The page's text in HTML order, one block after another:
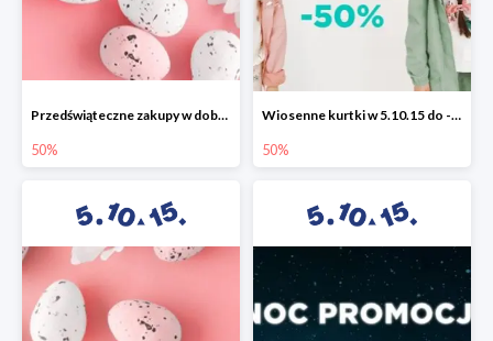
Przedświąteczne zakupy w dobrym stylu -50%
50%
Wiosenne kurtki w 5.10.15 do -50%
50%